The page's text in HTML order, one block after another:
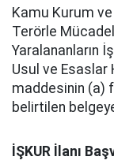
Kamu Kurum
Terörle
Yaralananların
Usul ve Esaslar
maddesinin (a)
belirtilen
İŞKUR İlanı